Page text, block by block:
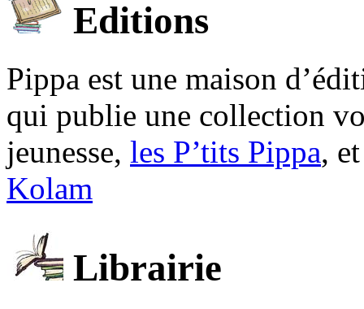
Editions
Pippa est une maison
qui publie une collection
jeunesse, les P’tits Pippa,
Kolam
Librairie